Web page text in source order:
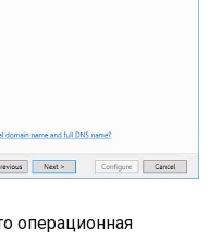
операционная